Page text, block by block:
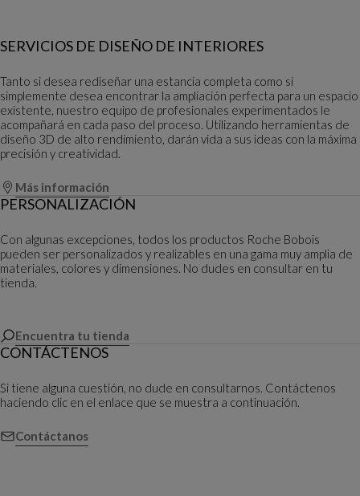
SERVICIOS DE DISEÑO DE INTERIORES
Tanto si desea rediseñar una estancia completa como si
simplemente desea encontrar la ampliación perfecta para un espacio
existente, nuestro equipo de profesionales experimentados le
acompañará en cada paso del proceso. Utilizando herramientas de
diseño 3D de alto rendimiento, darán vida a sus ideas con la máxima
precisión y creatividad.
Más información
PERSONALIZACIÓN
Con algunas excepciones, todos los productos Roche Bobois
pueden ser personalizados y realizables en una gama muy amplia de
materiales, colores y dimensiones. No dudes en consultar en tu
tienda.
Encuentra tu tienda
CONTÁCTENOS
Si tiene alguna cuestión, no dude en consultarnos. Contáctenos
haciendo clic en el enlace que se muestra a continuación.
Contáctanos